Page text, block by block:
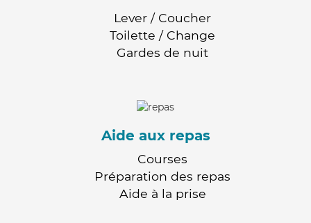
Lever / Coucher
Toilette / Change
Gardes de nuit
Aide aux repas
Courses
Préparation des repas
Aide à la prise